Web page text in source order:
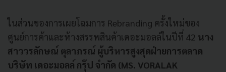
ในส่วนของการเผยโฉมการ Rebranding ครั้งใหม่ของ
ศูนย์การค้าและห้างสรรพสินค้าเดอะมอลล์ในปีที่ 42 นาง
สาววรลักษณ์ ตุลาภรณ์ ผู้บริหารสูงสุดฝ่ายการตลาด
บริษัท เดอะมอลล์ กรุ๊ป จำกัด (MS. VORALAK